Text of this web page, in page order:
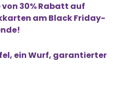
30% Rabatt auf
am Black Friday-
ein Wurf, garantierter